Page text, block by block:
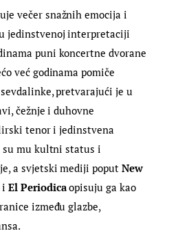
večer snažnih emocija i
jedinstvenoj interpretaciji
puni koncertne dvorane
već godinama pomiče
pretvarajući je u
čežnje i duhovne
tenor i jedinstvena
mu kultni status i
a svjetski mediji poput New
iEl Periodicaopisuju ga kao
između glazbe,